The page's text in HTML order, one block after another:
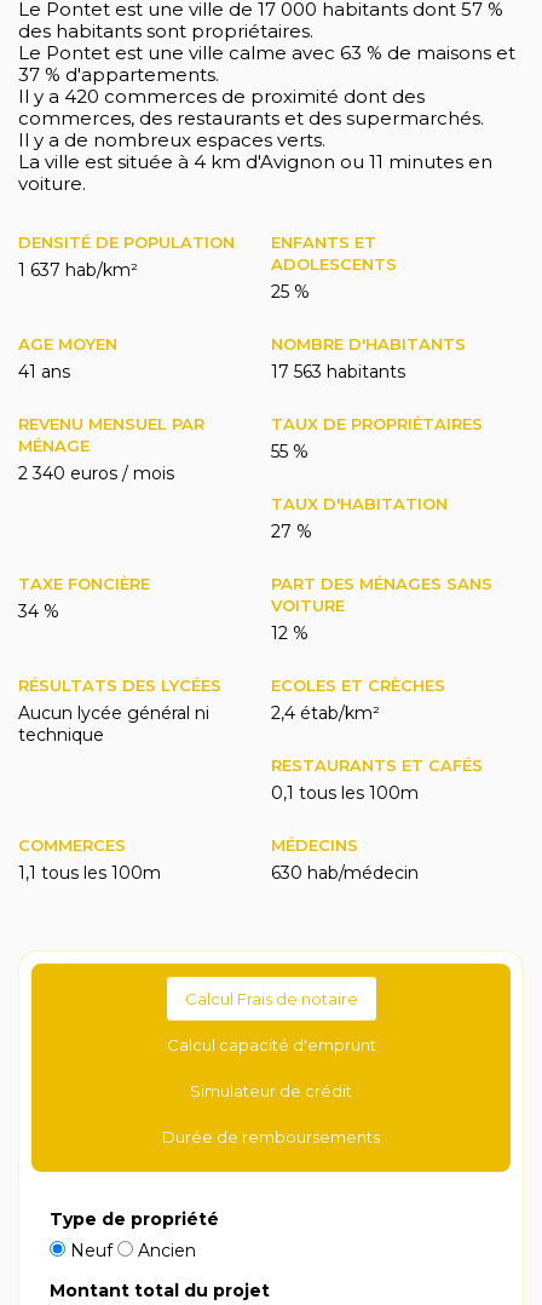
Le Pontet est une ville de 17 000 habitants dont 57 %
des habitants sont propriétaires.
Le Pontet est une ville calme avec 63 % de maisons et
37 % d'appartements.
Il y a 420 commerces de proximité dont des
commerces, des restaurants et des supermarchés.
Il y a de nombreux espaces verts.
La ville est située à 4 km d'Avignon ou 11 minutes en
voiture.
DENSITÉ DE POPULATION
1 637 hab/km²
ENFANTS ET
ADOLESCENTS
25 %
AGE MOYEN
41 ans
NOMBRE D'HABITANTS
17 563 habitants
REVENU MENSUEL PAR
MÉNAGE
2 340 euros / mois
TAUX DE PROPRIÉTAIRES
55 %
TAUX D'HABITATION
27 %
TAXE FONCIÈRE
34 %
PART DES MÉNAGES SANS
VOITURE
12 %
RÉSULTATS DES LYCÉES
Aucun lycée général ni
technique
ECOLES ET CRÈCHES
2,4 étab/km²
RESTAURANTS ET CAFÉS
0,1 tous les 100m
COMMERCES
1,1 tous les 100m
MÉDECINS
630 hab/médecin
Calcul Frais de notaire
Calcul capacité d'emprunt
Simulateur de crédit
Durée de remboursements